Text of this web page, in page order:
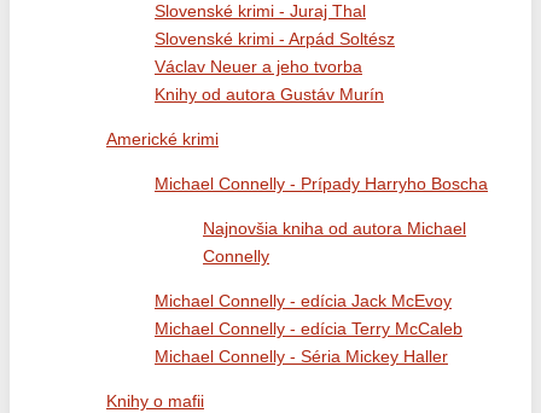
Slovenské krimi - Juraj Thal
Slovenské krimi - Arpád Soltész
Václav Neuer a jeho tvorba
Knihy od autora Gustáv Murín
Americké krimi
Michael Connelly - Prípady Harryho Boscha
Najnovšia kniha od autora Michael
Connelly
Michael Connelly - edícia Jack McEvoy
Michael Connelly - edícia Terry McCaleb
Michael Connelly - Séria Mickey Haller
Knihy o mafii